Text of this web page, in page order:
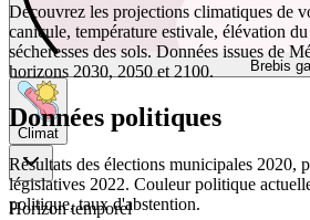
Brebis
Climat
Horizon temporel
Découvrez les projections climatiques de
canicule, température estivale, élévation
sécheresses des sols. Données issues de
horizons 2030, 2050 et 2100.
Données politiques
Résultats des élections municipales 2020,
législatives 2022. Couleur politique
politique, taux d'abstention.